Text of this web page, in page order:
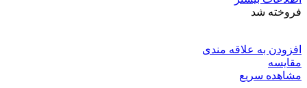
فروخته شد
افزودن به علاقه مندی
مقایسه
مشاهده سریع